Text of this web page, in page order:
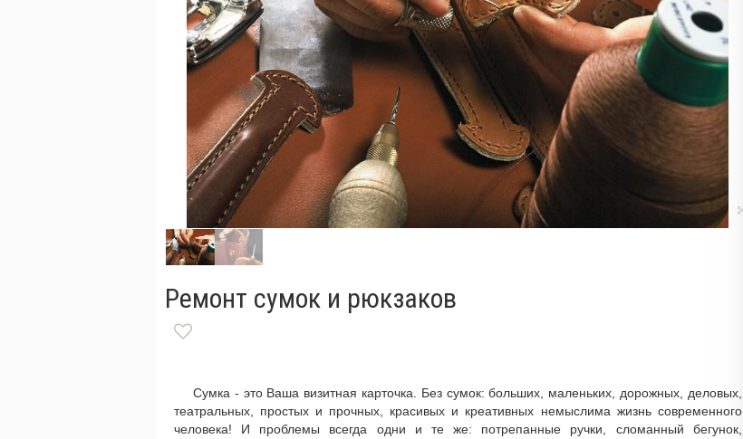
Ремонт сумок и рюкзаков
Сумка - это Ваша визитная карточка. Без сумок: больших, маленьких, дорожных, деловых,
театральных, простых и прочных, красивых и креативных немыслима жизнь современного
человека! И проблемы всегда одни и те же: потрепанные ручки, сломанный бегунок,